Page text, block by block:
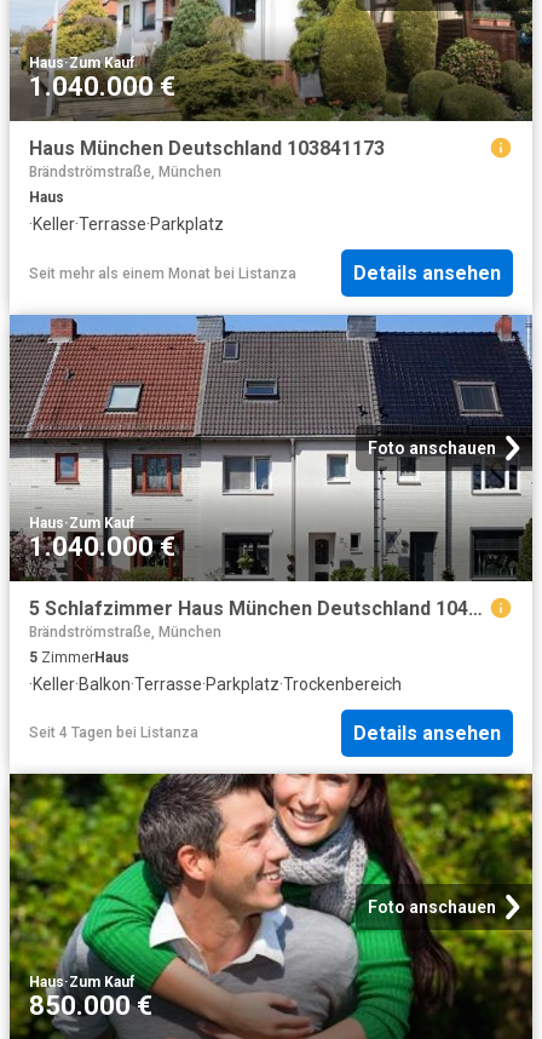
Haus·Zum Kauf
1.040.000 €
Haus München Deutschland 103841173
Brändströmstraße, München
Haus
·Keller·Terrasse·Parkplatz
Seit mehr als einem Monat bei Listanza Details ansehen
Foto anschauen
Haus·Zum Kauf
1.040.000 €
5 Schlafzimmer Haus München Deutschland 104800924
Brändströmstraße, München
5 ZimmerHaus
·Keller·Balkon·Terrasse·Parkplatz·Trockenbereich
Seit 4 Tagen bei Listanza Details ansehen
Foto anschauen
Haus·Zum Kauf
850.000 €